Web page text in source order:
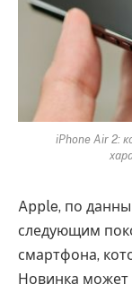
iPhone Air 2:
Apple, по
следующим
смартфона,
Новинка может